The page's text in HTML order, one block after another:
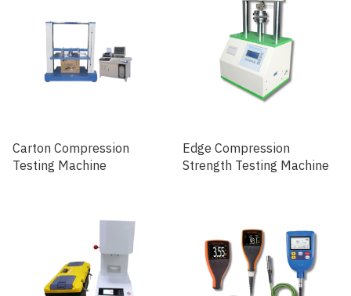
Carton Compression
Testing Machine
Edge Compression
Strength Testing Machine